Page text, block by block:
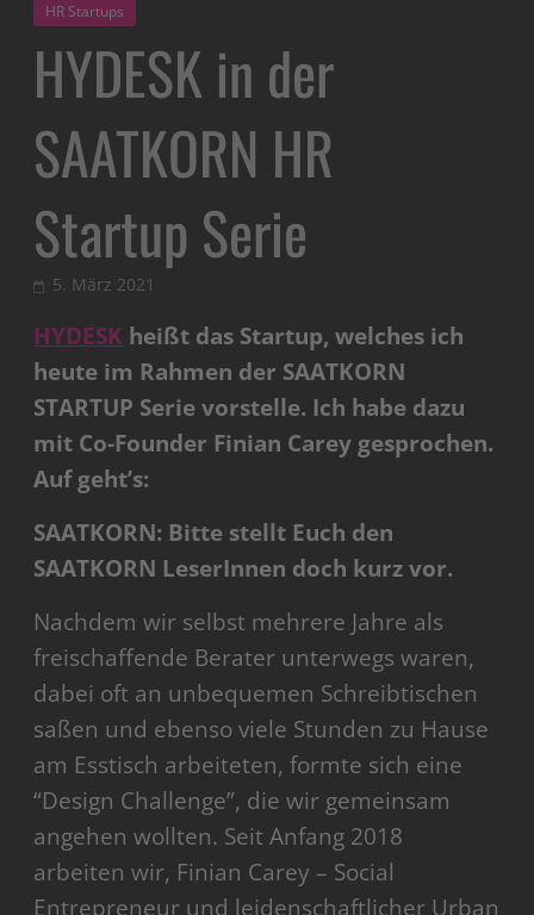
HR Startups
HYDESK in der
SAATKORN HR
Startup Serie
5. März 2021
HYDESK heißt das Startup, welches ich
heute im Rahmen der SAATKORN
STARTUP Serie vorstelle. Ich habe dazu
mit Co-Founder Finian Carey gesprochen.
Auf geht’s:
SAATKORN: Bitte stellt Euch den
SAATKORN LeserInnen doch kurz vor.
Nachdem wir selbst mehrere Jahre als
freischaffende Berater unterwegs waren,
dabei oft an unbequemen Schreibtischen
saßen und ebenso viele Stunden zu Hause
am Esstisch arbeiteten, formte sich eine
“Design Challenge”, die wir gemeinsam
angehen wollten. Seit Anfang 2018
arbeiten wir, Finian Carey – Social
Entrepreneur und leidenschaftlicher Urban